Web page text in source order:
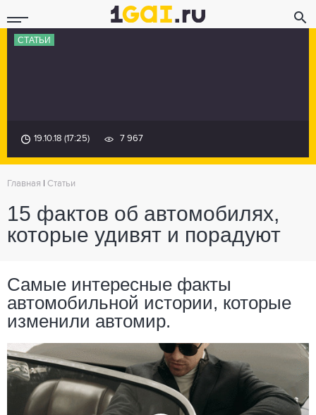
СТАТЬИ
19.10.18 (17:25) 7 967
Главная Статьи
15 фактов об автомобилях,
которые удивят и порадуют
Самые интересные факты
автомобильной истории, которые
изменили автомир.